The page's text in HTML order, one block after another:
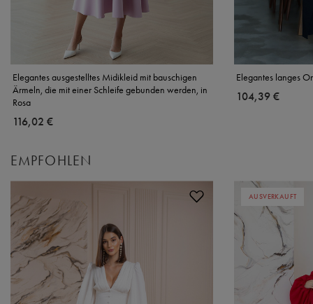
Elegantes ausgestelltes Midikleid mit bauschigen
Ärmeln, die mit einer Schleife gebunden werden, in
Rosa
116,02 €
Elegantes langes
104,39 €
EMPFOHLEN
AUSVERKAUFT